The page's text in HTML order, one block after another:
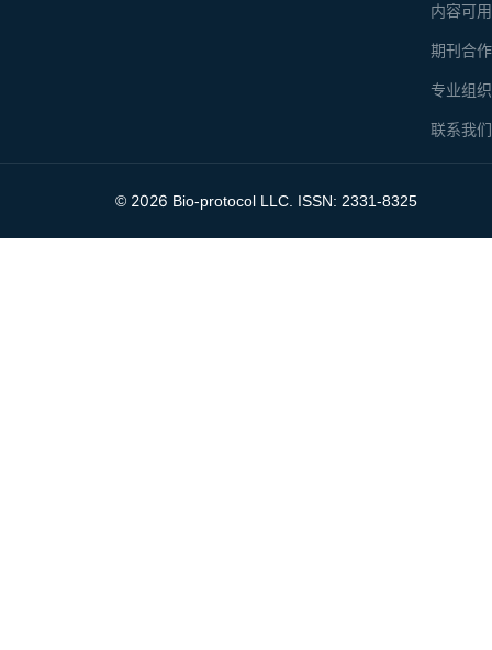
内容可
期刊合
专业组
联系我们
© 2026 Bio-protocol LLC. ISSN: 2331-8325